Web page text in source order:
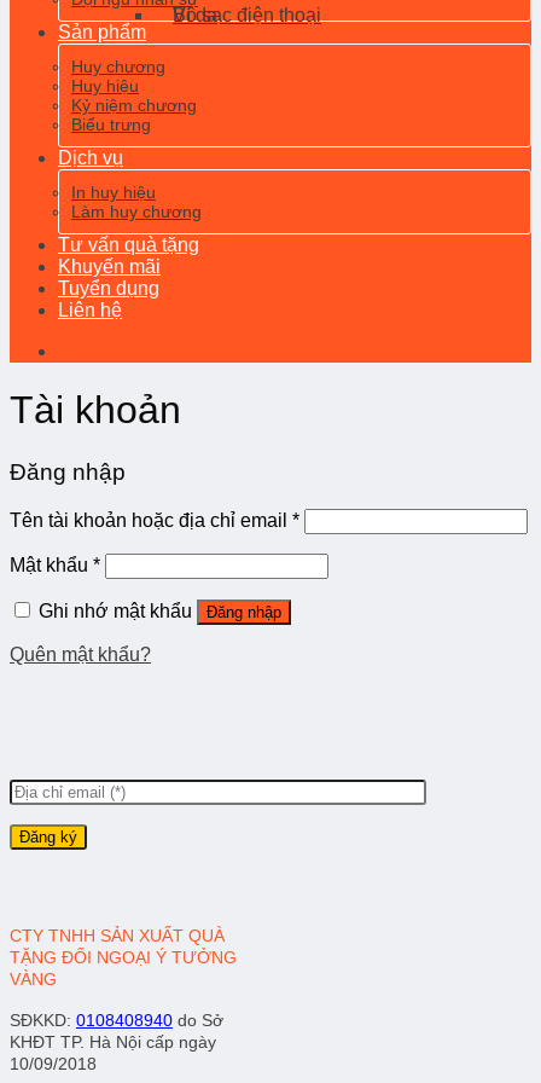
Ví da
Bộ sạc điện thoại
Sản phẩm
Huy chương
Huy hiệu
Kỷ niệm chương
Biểu trưng
Dịch vụ
In huy hiệu
Làm huy chương
Tư vấn quà tặng
Khuyến mãi
Tuyển dụng
Liên hệ
Tài khoản
Đăng nhập
Tên tài khoản hoặc địa chỉ email *
Mật khẩu *
Ghi nhớ mật khẩu Đăng nhập
Quên mật khẩu?
CTY TNHH SẢN XUẤT QUÀ
TẶNG ĐỐI NGOẠI Ý TƯỞNG
VÀNG
SĐKKD: 0108408940 do Sở
KHĐT TP. Hà Nội cấp ngày
10/09/2018